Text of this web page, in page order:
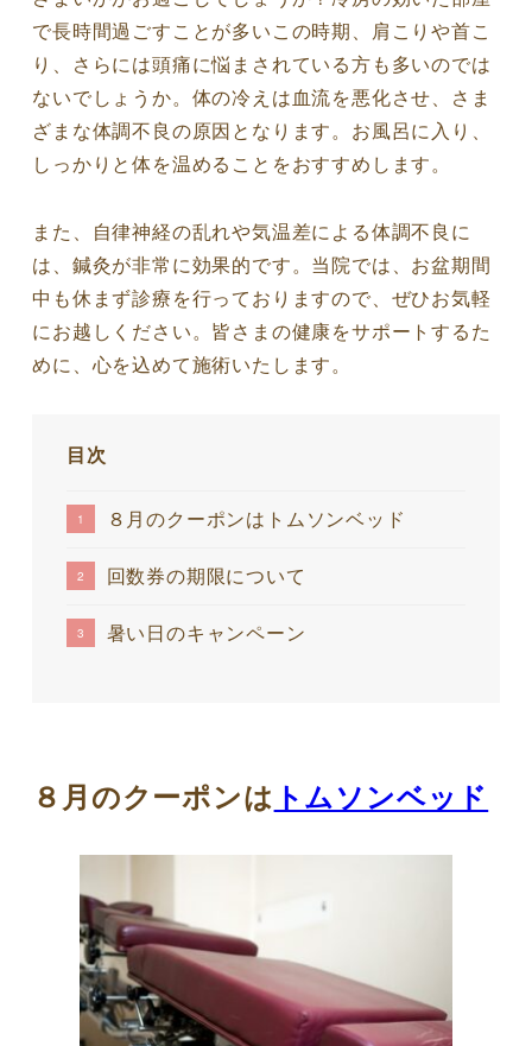
で長時間過ごすことが多いこの時期、肩こりや首こ
り、さらには頭痛に悩まされている方も多いのでは
ないでしょうか。体の冷えは血流を悪化させ、さま
ざまな体調不良の原因となります。お風呂に入り、
しっかりと体を温めることをおすすめします。
また、自律神経の乱れや気温差による体調不良に
は、鍼灸が非常に効果的です。当院では、お盆期間
中も休まず診療を行っておりますので、ぜひお気軽
にお越しください。皆さまの健康をサポートするた
めに、心を込めて施術いたします。
目次
８月のクーポンはトムソンベッド
回数券の期限について
暑い日のキャンペーン
８月のクーポンは トムソンベッド